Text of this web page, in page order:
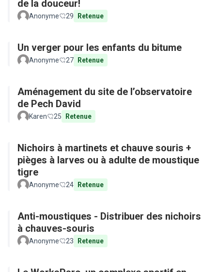
de la douceur!
Anonyme 29 Retenue
Un verger pour les enfants du bitume
Anonyme 27 Retenue
Aménagement du site de l’observatoire
de Pech David
Karen 25 Retenue
Nichoirs à martinets et chauve souris +
pièges à larves ou à adulte de moustique
tigre
Anonyme 24 Retenue
Anti-moustiques - Distribuer des nichoirs
à chauves-souris
Anonyme 23 Retenue